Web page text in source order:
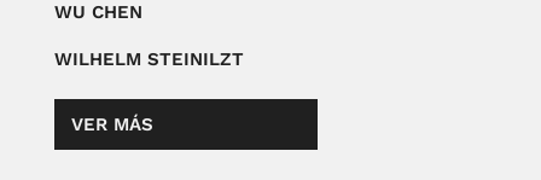
WU CHEN
WILHELM STEINILZT
VER MÁS